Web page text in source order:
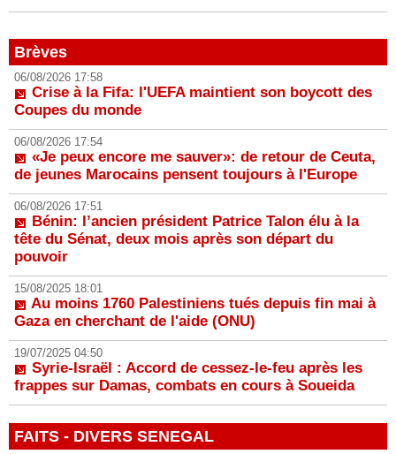
Brèves
06/08/2026 17:58
Crise à la Fifa: l'UEFA maintient son boycott des
Coupes du monde
06/08/2026 17:54
«Je peux encore me sauver»: de retour de Ceuta,
de jeunes Marocains pensent toujours à l'Europe
06/08/2026 17:51
Bénin: l’ancien président Patrice Talon élu à la
tête du Sénat, deux mois après son départ du
pouvoir
15/08/2025 18:01
Au moins 1760 Palestiniens tués depuis fin mai à
Gaza en cherchant de l'aide (ONU)
19/07/2025 04:50
Syrie-Israël : Accord de cessez-le-feu après les
frappes sur Damas, combats en cours à Soueida
FAITS - DIVERS SENEGAL